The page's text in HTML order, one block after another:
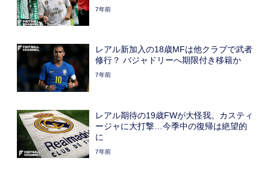
7年前
レアル新加入の18歳MFは他クラブで武者
修行？ バジャドリーへ期限付き移籍か
7年前
レアル期待の19歳FWが大怪我。カスティ
ージャに大打撃…今季中の復帰は絶望的
に
7年前